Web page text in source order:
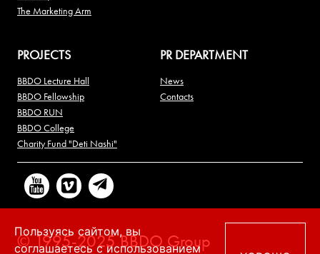
The Marketing Arm
PROJECTS
BBDO Lecture Hall
BBDO Fellowship
BBDO RUN
BBDO College
Charity Fund "Deti Nashi"
PR DEPARTMENT
News
Contacts
© 1995-2025 BBDO Group
Пользуясь сайтом, вы
соглашаетесь с использованием